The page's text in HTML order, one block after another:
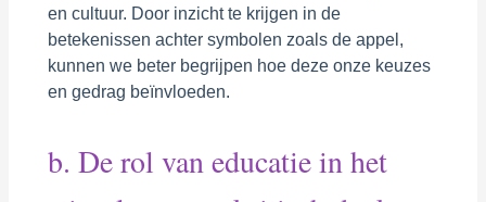
en cultuur. Door inzicht te krijgen in de
betekenissen achter symbolen zoals de appel,
kunnen we beter begrijpen hoe deze onze keuzes
en gedrag beïnvloeden.
b. De rol van educatie in het